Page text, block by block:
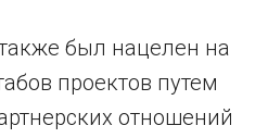
был нацелен на
проектов путем
отношений